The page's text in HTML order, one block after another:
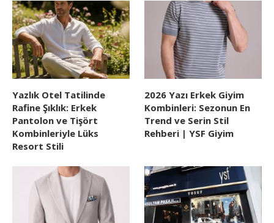
Yazlık Otel Tatilinde
Rafine Şıklık: Erkek
Pantolon ve Tişört
Kombinleriyle Lüks
Resort Stili
2026 Yazı Erkek Giyim
Kombinleri: Sezonun En
Trend ve Serin Stil
Rehberi | YSF Giyim